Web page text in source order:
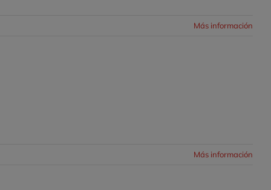
Más información
Más información